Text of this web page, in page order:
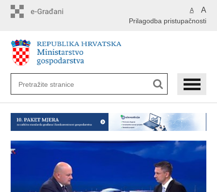
A A
Prilagodba pristupačnosti